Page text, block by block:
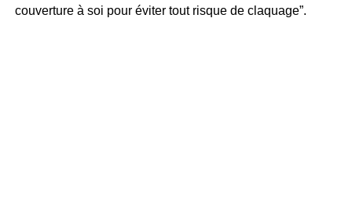
couverture à soi pour éviter tout risque de claquage”.